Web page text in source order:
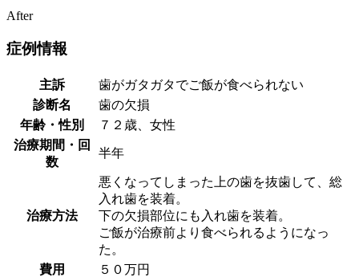
After
症例情報
主訴
歯がガタガタでご飯が食べられない
診断名
歯の欠損
年齢・性別
７２歳、女性
治療期間・回
数
半年
治療方法
悪くなってしまった上の歯を抜歯して、総
入れ歯を装着。
下の欠損部位にも入れ歯を装着。
ご飯が治療前より食べられるようになっ
た。
費用
５０万円